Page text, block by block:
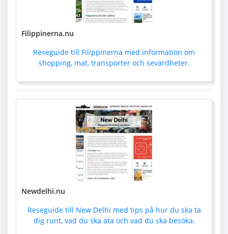
Filippinerna.nu
Reseguide till Filippinerna med information om
shopping, mat, transporter och sevärdheter.
Newdelhi.nu
Reseguide till New Delhi med tips på hur du ska ta
dig runt, vad du ska äta och vad du ska besöka.